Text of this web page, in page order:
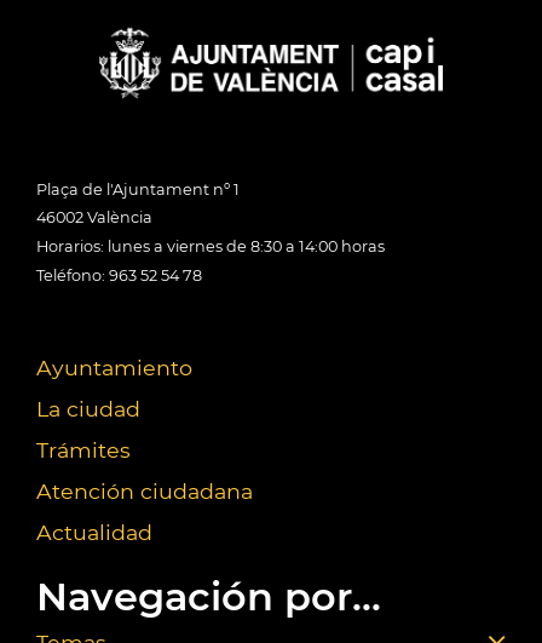
Plaça de l'Ajuntament nº 1
46002 València
Horarios: lunes a viernes de 8:30 a 14:00 horas
Teléfono: 963 52 54 78
Ayuntamiento
La ciudad
Trámites
Atención ciudadana
Actualidad
Navegación por...